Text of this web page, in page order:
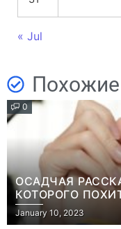
« Jul
0
ОСАДЧАЯ
КОТОРОГО
“ОН ВЕСЬ УДАР
January 10, 2023